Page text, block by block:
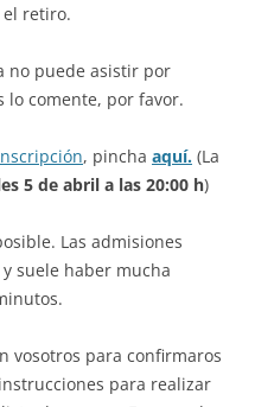
retiro.
no puede asistir por
lo comente, por favor.
, pincha aquí. (La
5 de abril a las 20:00 h)
Las admisiones
suele haber mucha
vosotros para confirmaros
para realizar